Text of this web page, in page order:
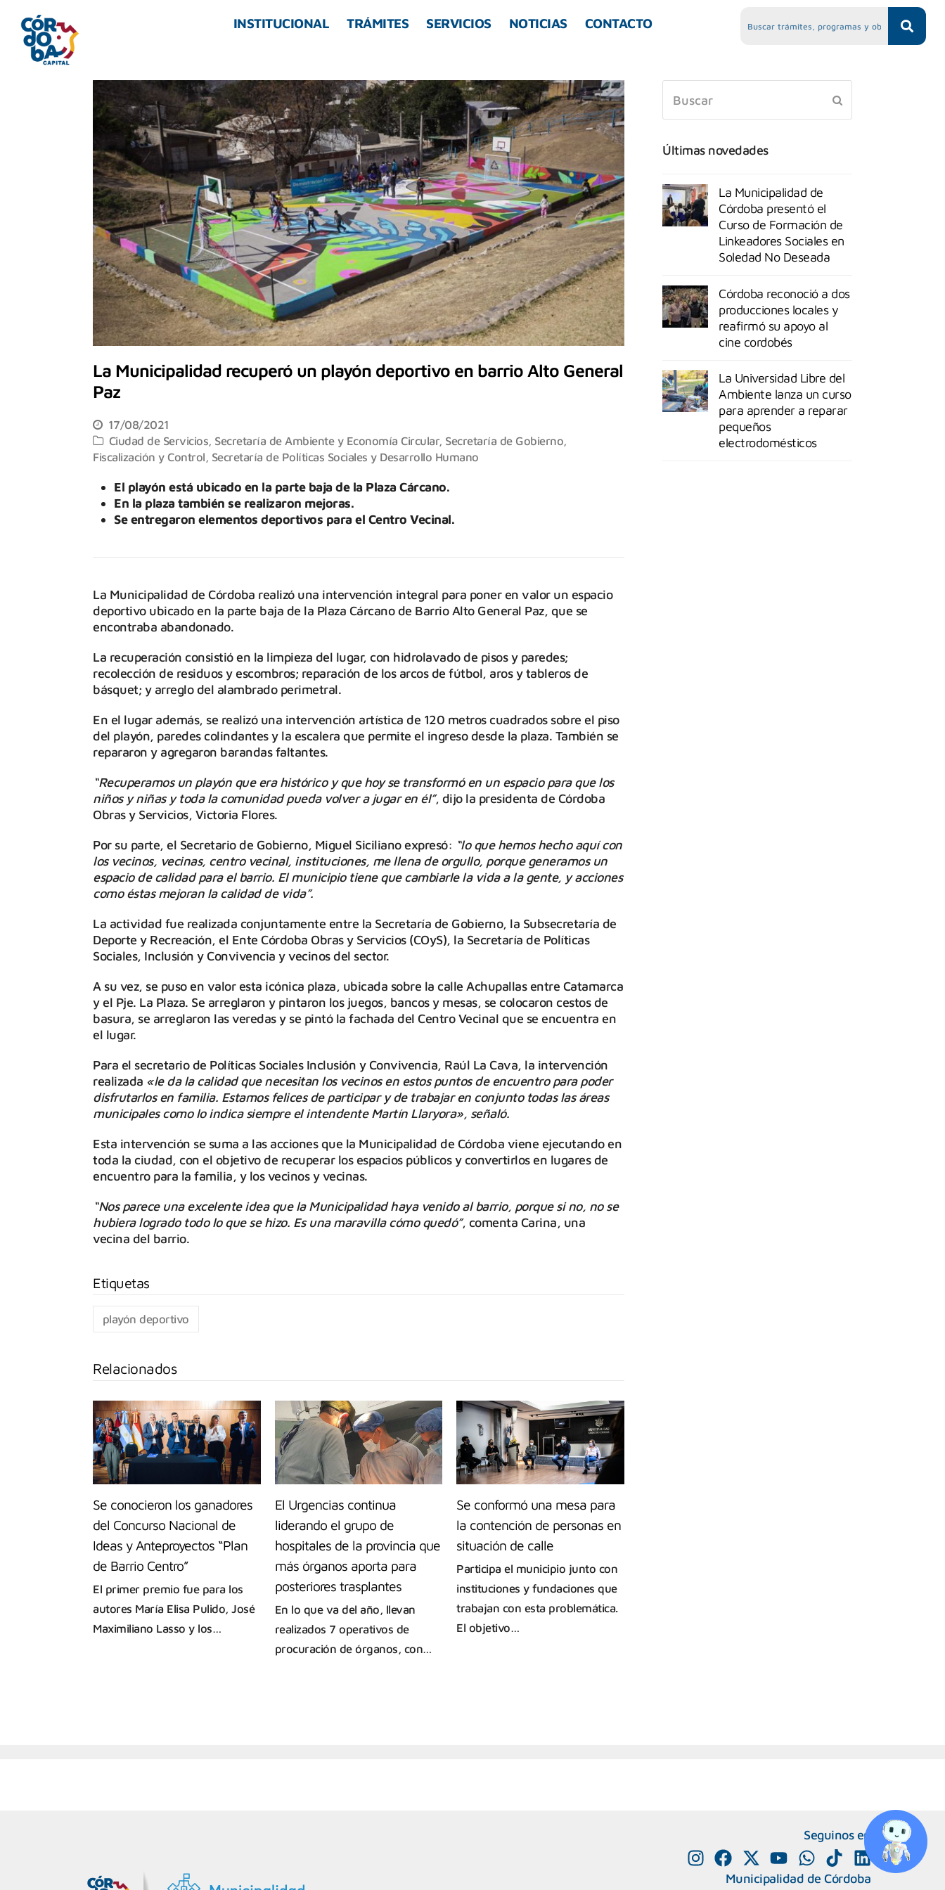
INSTITUCIONAL TRÁMITES SERVICIOS NOTICIAS CONTACTO
La Municipalidad recuperó un playón deportivo en barrio Alto General
Paz
17/08/2021
Ciudad de Servicios, Secretaría de Ambiente y Economía Circular, Secretaría de Gobierno,
Fiscalización y Control, Secretaría de Políticas Sociales y Desarrollo Humano
El playón está ubicado en la parte baja de la Plaza Cárcano.
En la plaza también se realizaron mejoras.
Se entregaron elementos deportivos para el Centro Vecinal.
La Municipalidad de Córdoba realizó una intervención integral para poner en valor un espacio
deportivo ubicado en la parte baja de la Plaza Cárcano de Barrio Alto General Paz, que se
encontraba abandonado.
La recuperación consistió en la limpieza del lugar, con hidrolavado de pisos y paredes;
recolección de residuos y escombros; reparación de los arcos de fútbol, aros y tableros de
básquet; y arreglo del alambrado perimetral.
En el lugar además, se realizó una intervención artística de 120 metros cuadrados sobre el piso
del playón, paredes colindantes y la escalera que permite el ingreso desde la plaza. También se
repararon y agregaron barandas faltantes.
“Recuperamos un playón que era histórico y que hoy se transformó en un espacio para que los
niños y niñas y toda la comunidad pueda volver a jugar en él”, dijo la presidenta de Córdoba
Obras y Servicios, Victoria Flores.
Por su parte, el Secretario de Gobierno, Miguel Siciliano expresó: “lo que hemos hecho aquí con
los vecinos, vecinas, centro vecinal, instituciones, me llena de orgullo, porque generamos un
espacio de calidad para el barrio. El municipio tiene que cambiarle la vida a la gente, y acciones
como éstas mejoran la calidad de vida”.
La actividad fue realizada conjuntamente entre la Secretaría de Gobierno, la Subsecretaría de
Deporte y Recreación, el Ente Córdoba Obras y Servicios (COyS), la Secretaría de Políticas
Sociales, Inclusión y Convivencia y vecinos del sector.
A su vez, se puso en valor esta icónica plaza, ubicada sobre la calle Achupallas entre Catamarca
y el Pje. La Plaza. Se arreglaron y pintaron los juegos, bancos y mesas, se colocaron cestos de
basura, se arreglaron las veredas y se pintó la fachada del Centro Vecinal que se encuentra en
el lugar.
Para el secretario de Políticas Sociales Inclusión y Convivencia, Raúl La Cava, la intervención
realizada «le da la calidad que necesitan los vecinos en estos puntos de encuentro para poder
disfrutarlos en familia. Estamos felices de participar y de trabajar en conjunto todas las áreas
municipales como lo indica siempre el intendente Martín Llaryora», señaló.
Esta intervención se suma a las acciones que la Municipalidad de Córdoba viene ejecutando en
toda la ciudad, con el objetivo de recuperar los espacios públicos y convertirlos en lugares de
encuentro para la familia, y los vecinos y vecinas.
“Nos parece una excelente idea que la Municipalidad haya venido al barrio, porque si no, no se
hubiera logrado todo lo que se hizo. Es una maravilla cómo quedó”, comenta Carina, una
vecina del barrio.
playón deportivo
Relacionados
Se conocieron los ganadores
del Concurso Nacional de
Ideas y Anteproyectos “Plan
de Barrio Centro”
El primer premio fue para los
autores María Elisa Pulido, José
Maximiliano Lasso y los…
El Urgencias continua
liderando el grupo de
hospitales de la provincia que
más órganos aporta para
posteriores trasplantes
En lo que va del año, llevan
realizados 7 operativos de
procuración de órganos, con…
Se conformó una mesa para
la contención de personas en
situación de calle
Participa el municipio junto con
instituciones y fundaciones que
trabajan con esta problemática.
El objetivo…
Últimas novedades
La Municipalidad de
Córdoba presentó el
Curso de Formación de
Linkeadores Sociales en
Soledad No Deseada
Córdoba reconoció a dos
producciones locales y
reafirmó su apoyo al
cine cordobés
La Universidad Libre del
Ambiente lanza un curso
para aprender a reparar
pequeños
electrodomésticos
Seguinos en
Municipalidad de Córdoba